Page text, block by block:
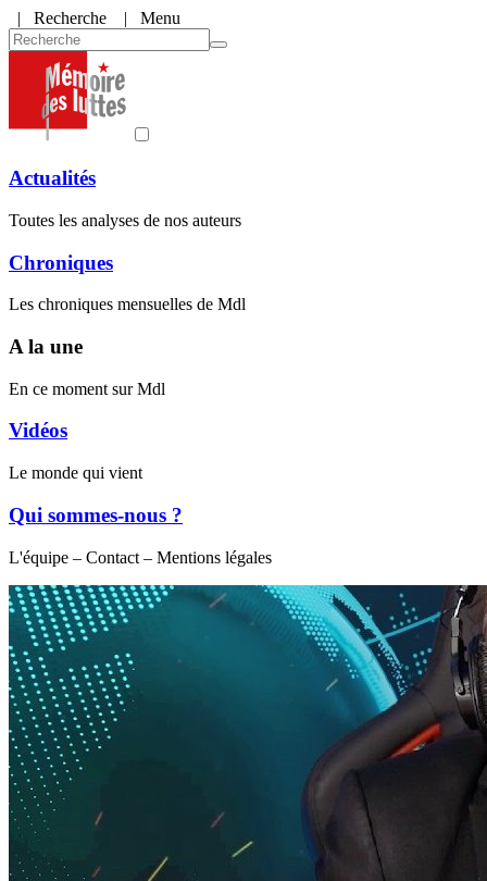
| Recherche | Menu
Actualités
Toutes les analyses de nos auteurs
Chroniques
Les chroniques mensuelles de Mdl
A la une
En ce moment sur Mdl
Vidéos
Le monde qui vient
Qui sommes-nous ?
L'équipe – Contact – Mentions légales